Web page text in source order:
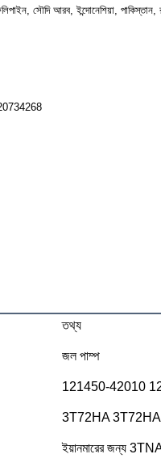
সৌদি আরব, ইন্দোনেশিয়া, পাকিস্তান,
তথ্য
জল পাম্প
121450-42010
3T72HA
ইয়ানমারের জন্য